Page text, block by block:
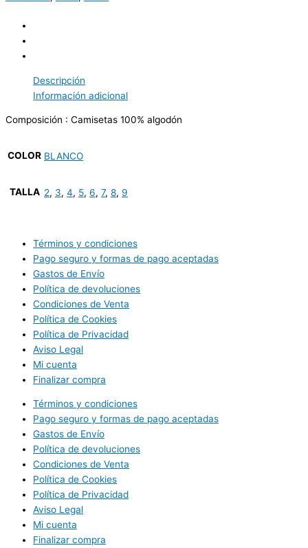
Descripción
Información adicional
Composición : Camisetas 100% algodón
COLOR BLANCO
TALLA 2, 3, 4, 5, 6, 7, 8, 9
Términos y condiciones
Pago seguro y formas de pago aceptadas
Gastos de Envío
Política de devoluciones
Condiciones de Venta
Política de Cookies
Política de Privacidad
Aviso Legal
Mi cuenta
Finalizar compra
Términos y condiciones
Pago seguro y formas de pago aceptadas
Gastos de Envío
Política de devoluciones
Condiciones de Venta
Política de Cookies
Política de Privacidad
Aviso Legal
Mi cuenta
Finalizar compra